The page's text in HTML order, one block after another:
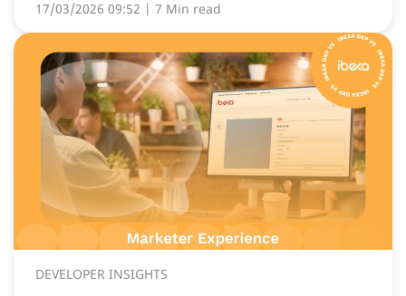
17/03/2026 09:52 | 7 Min read
DEVELOPER INSIGHTS